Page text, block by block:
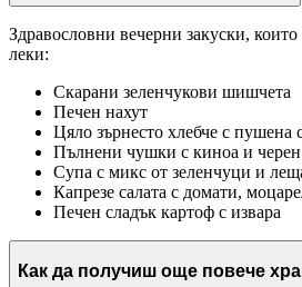
Здравословни вечерни закуски,
леки:
Скарани зеленчукови шишчета
Печен нахут
Цяло зърнесто хлебче с пушена
Пълнени чушки с киноа и
Супа с микс от зеленчуци и
Капрезе салата с домати,
Печен сладък картоф с извара
Как да получиш още повече